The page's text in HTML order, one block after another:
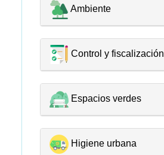
Ambiente
Control y fiscalización
Espacios verdes
Higiene urbana